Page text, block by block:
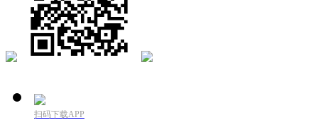
扫码下载APP